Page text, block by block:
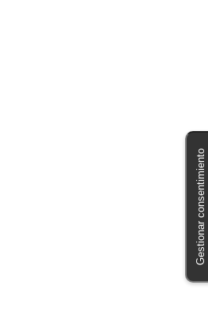
Gestionar consentimiento